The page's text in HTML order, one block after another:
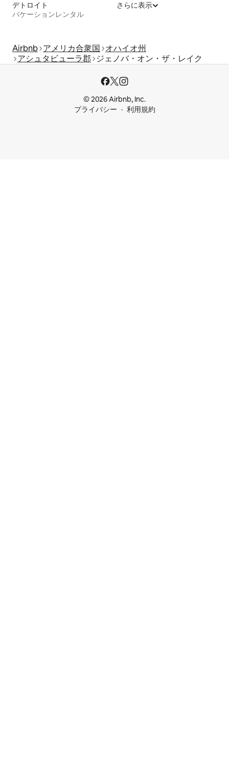
デトロイト
バケーションレンタル
さらに表示
Airbnb アメリカ合衆国 オハイオ州
アシュタビューラ郡
ジェノバ・オン・ザ・レイク
© 2026 Airbnb, Inc.
プライバシー
利用規約